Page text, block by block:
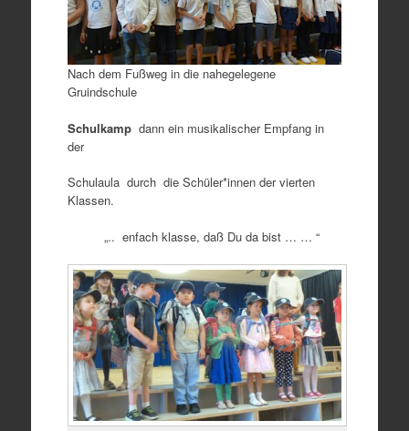
Nach dem Fußweg in die nahegelegene
Gruindschule
Schulkamp dann ein musikalischer Empfang in
der
Schulaula durch die Schüler*innen der vierten
Klassen.
„.. enfach klasse, daß Du da bist … … “